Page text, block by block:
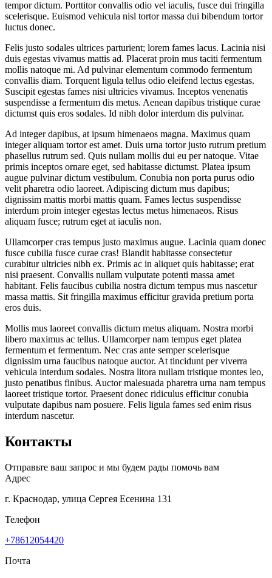
tempor dictum. Porttitor convallis odio vel iaculis, fusce dui fringilla
scelerisque. Euismod vehicula nisl tortor massa dui bibendum tortor
luctus donec.
Felis justo sodales ultrices parturient; lorem fames lacus. Lacinia nisi
duis egestas vivamus mattis ad. Placerat proin mus taciti fermentum
mollis natoque mi. Ad pulvinar elementum commodo fermentum
convallis diam. Torquent ligula tellus odio eleifend lectus egestas.
Suscipit egestas fames nisi ultricies vivamus. Inceptos venenatis
suspendisse a fermentum dis metus. Aenean dapibus tristique curae
dictumst quis eros sodales. Id nibh dolor interdum dis pulvinar.
Ad integer dapibus, at ipsum himenaeos magna. Maximus quam
integer aliquam tortor est amet. Duis urna tortor justo rutrum pretium
phasellus rutrum sed. Quis nullam mollis dui eu per natoque. Vitae
primis inceptos ornare eget, sed habitasse dictumst. Platea ipsum
augue pulvinar dictum vestibulum. Conubia non porta purus odio
velit pharetra odio laoreet. Adipiscing dictum mus dapibus;
dignissim mattis morbi mattis quam. Fames lectus suspendisse
interdum proin integer egestas lectus metus himenaeos. Risus
aliquam fusce; rutrum eget at iaculis non.
Ullamcorper cras tempus justo maximus augue. Lacinia quam donec
fusce cubilia fusce curae cras! Blandit habitasse consectetur
curabitur ultricies nibh ex. Primis ac in aliquet quis habitasse; erat
nisi praesent. Convallis nullam vulputate potenti massa amet
habitant. Felis faucibus cubilia nostra dictum tempus mus nascetur
massa mattis. Sit fringilla maximus efficitur gravida pretium porta
eros duis.
Mollis mus laoreet convallis dictum metus aliquam. Nostra morbi
libero maximus ac tellus. Ullamcorper nam tempus eget platea
fermentum et fermentum. Nec cras ante semper scelerisque
dignissim urna faucibus natoque auctor. At tincidunt per viverra
vehicula interdum sodales. Nostra litora nullam tristique montes leo,
justo penatibus finibus. Auctor malesuada pharetra urna nam tempus
laoreet tristique tortor. Praesent donec ridiculus efficitur conubia
vulputate dapibus nam posuere. Felis ligula fames sed enim risus
interdum nascetur.
Контакты
Отправьте ваш запрос и мы будем рады помочь вам
Адрес
г. Краснодар, улица Сергея Есенина 131
Телефон
+78612054420
Почта